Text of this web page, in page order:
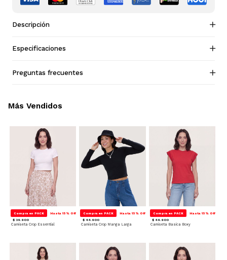
Descripción
Especificaciones
Preguntas frecuentes
Compra en PACK Hasta 15% Off
$ 39.900
Camiseta Crop Essential
Compra en PACK Hasta 15% Off
$ 44.900
Camiseta Crop Manga Larga
Compra en PACK Hasta 15% Off
$ 49.900
Camiseta Basica Boxy
Más Vendidos